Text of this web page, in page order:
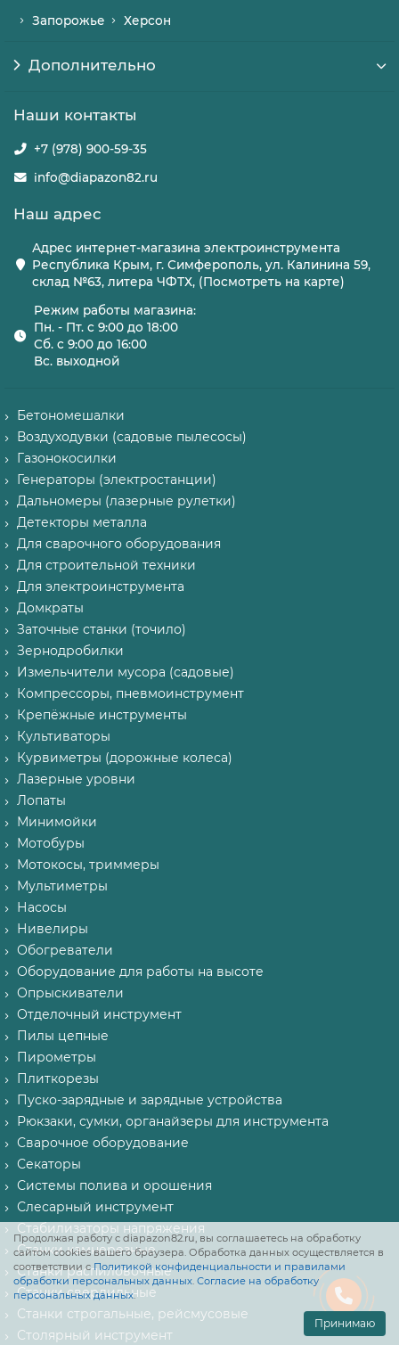
Продолжая работу с diapazon82.ru, вы соглашаетесь на обработку
сайтом cookies вашего браузера. Обработка данных осуществляется в
соответствии сПолитикой конфиденциальности и правилами
обработки персональных данных. Согласие на обработку
персональных данных.
Принимаю
Запорожье
Херсон
Дополнительно
Наши контакты
+7 (978) 900-59-35
info@diapazon82.ru
Наш адрес
Адрес интернет-магазина электроинструмента
Республика Крым, г. Симферополь, ул. Калинина 59,
склад №63, литера ЧФТХ, (Посмотреть на карте)
Режим работы магазина:
Пн. - Пт. с 9:00 до 18:00
Сб. с 9:00 до 16:00
Вс. выходной
Бетономешалки
Воздуходувки (садовые пылесосы)
Газонокосилки
Генераторы (электростанции)
Дальномеры (лазерные рулетки)
Детекторы металла
Для сварочного оборудования
Для строительной техники
Для электроинструмента
Домкраты
Заточные станки (точило)
Зернодробилки
Измельчители мусора (садовые)
Компрессоры, пневмоинструмент
Крепёжные инструменты
Культиваторы
Курвиметры (дорожные колеса)
Лазерные уровни
Лопаты
Минимойки
Мотобуры
Мотокосы, триммеры
Мультиметры
Насосы
Нивелиры
Обогреватели
Оборудование для работы на высоте
Опрыскиватели
Отделочный инструмент
Пилы цепные
Пирометры
Плиткорезы
Пуско-зарядные и зарядные устройства
Рюкзаки, сумки, органайзеры для инструмента
Сварочное оборудование
Секаторы
Системы полива и орошения
Слесарный инструмент
Стабилизаторы напряжения
Станки камнерезные
Станки распиловочные
Станки сверлильные
Станки строгальные, рейсмусовые
Столярный инструмент